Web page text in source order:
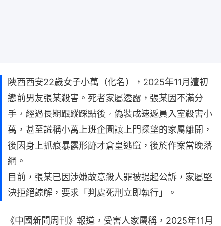
陝西西安22歲女子小萬（化名），2025年11月遭初
戀前男友張某殺害。死者家屬透露，張某因不滿分
手，經過長期跟蹤踩點後，偽裝成速遞員入室殺害小
萬，甚至謊稱小萬上班企圖讓上門探望的家屬離開，
後因身上抓痕暴露形跡才倉皇逃竄，後於作案當晚落
網。
目前，張某已因涉嫌故意殺人罪被提起公訴，家屬堅
決拒絕諒解，要求「判處死刑立即執行」。
《中國新聞周刊》報道，受害人家屬稱，2025年11月